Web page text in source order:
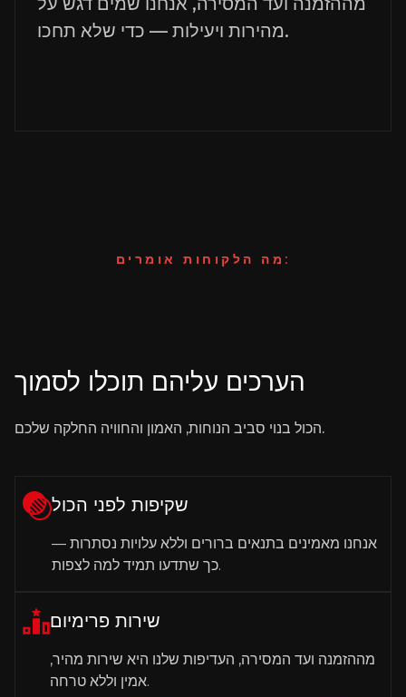
מהירות ויעילות — כדי שלא תחכו.
מה הלקוחות אומרים:
הערכים עליהם תוכלו לסמוך
הכול בנוי סביב הנוחות, האמון והחוויה החלקה שלכם.
שקיפות לפני הכול
אנחנו מאמינים בתנאים ברורים וללא עלויות נסתרות —
כך שתדעו תמיד למה לצפות.
שירות פרימיום
מההזמנה ועד המסירה, העדיפות שלנו היא שירות מהיר,
אמין וללא טרחה.